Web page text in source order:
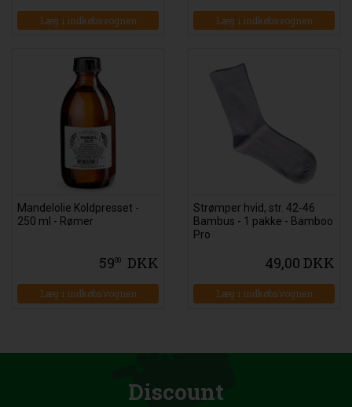
Læg i indkøbsvognen Læg i indkøbsvognen
Mandelolie Koldpresset -
250 ml - Rømer
5900 DKK
Læg i indkøbsvognen
Strømper hvid, str. 42-46
Bambus - 1 pakke - Bamboo
Pro
49,00 DKK
Læg i indkøbsvognen
Discount